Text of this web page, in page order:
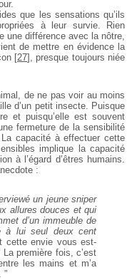
que les sensations qu’ils
à leur survie. Rien
une différence avec lanôtre,
de mettre en évidence la
[27]
, presque toujours niée
de ne pas voir au moins
d’un petit insecte. Puisque
et puisqu’elle est souvent
fermeture de la sensibilité
capacité à effectuer cette
implique la capacité
à l’égard d’êtres humains.
:
un jeune sniper
allures douces et qui
d’un immeublede
à luiseul deux cent
cette envie vous est-
La première fois, c’est
les mains et m’a
. ”